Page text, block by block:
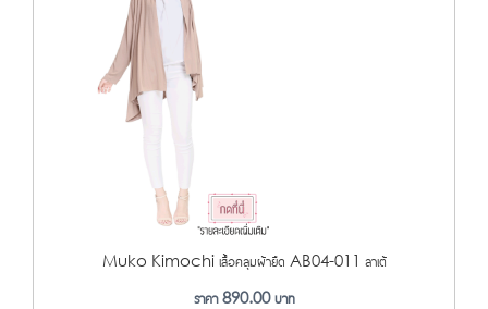
Muko Kimochi เสื้อคลุมผ้ายืด AB04-011 ลาเต้
ราคา890.00บาท